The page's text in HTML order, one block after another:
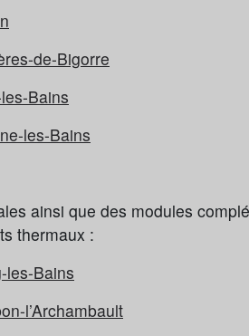
de-Bigorre
Bains
les-Bains
ainsi que des modules
thermaux :
les-Bains
l’Archambault